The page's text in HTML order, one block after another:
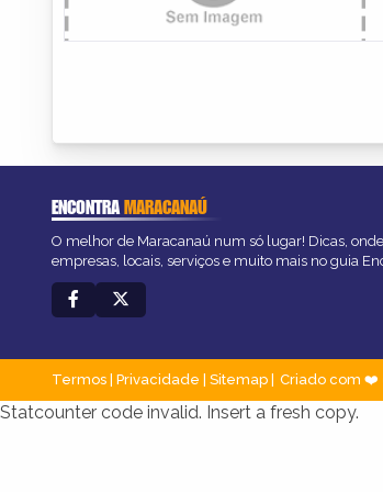
ENCONTRAMARACANAÚ
O melhor de Maracanaú num só lugar! Dicas,
empresas, locais, serviços e muito mais no guia
Termos Privacidade Sitemap Criado com ❤️
Statcounter code invalid. Insert a fresh copy.